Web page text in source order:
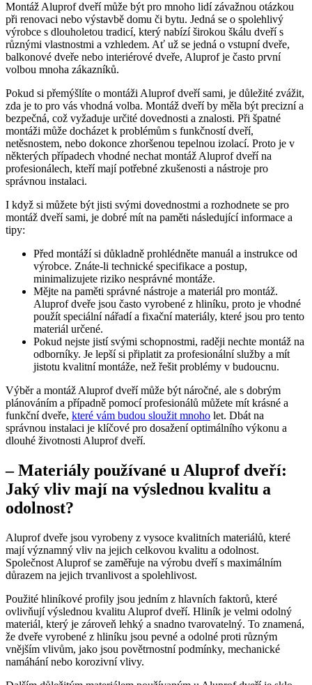
Montáž Aluprof dveří může být pro mnoho lidí závažnou otázkou
při renovaci nebo výstavbě domu či bytu. Jedná se o spolehlivý
výrobce s dlouholetou tradicí, který nabízí širokou škálu dveří s
různými vlastnostmi a vzhledem. Ať už se jedná o vstupní dveře,
balkonové dveře nebo interiérové dveře, Aluprof je často první
volbou mnoha zákazníků.
Pokud si přemýšlíte o montáži Aluprof dveří sami, je důležité zvážit,
zda je to pro vás vhodná volba. Montáž dveří by měla být precizní a
bezpečná, což vyžaduje určité dovednosti a znalosti. Při špatné
montáži může docházet k problémům s funkčností dveří,
netěsnostem, nebo dokonce zhoršenou tepelnou izolací. Proto je v
některých případech vhodné nechat montáž Aluprof dveří na
profesionálech, kteří mají potřebné zkušenosti a nástroje pro
správnou instalaci.
I když si můžete být jisti svými dovednostmi a rozhodnete se pro
montáž dveří sami, je dobré mít na paměti následující informace a
tipy:
Před montáží si důkladně prohlédněte manuál a instrukce od
výrobce. Znáte-li technické specifikace a postup,
minimalizujete riziko nesprávné montáže.
Mějte na paměti správné nástroje a materiál pro montáž.
Aluprof dveře jsou často vyrobené z hliníku, proto je vhodné
použít speciální nářadí a fixační materiály, které jsou pro tento
materiál určené.
Pokud nejste jistí svými schopnostmi, raději nechte montáž na
odborníky. Je lepší si připlatit za profesionální služby a mít
jistotu kvalitní montáže, než řešit problémy v budoucnu.
Výběr a montáž Aluprof dveří může být náročné, ale s dobrým
plánováním a případně pomocí profesionálů můžete mít krásné a
funkční dveře, které vám budou sloužit mnoho let. Dbát na
správnou instalaci je klíčové pro dosažení optimálního výkonu a
dlouhé životnosti Aluprof dveří.
– Materiály používané u Aluprof dveří:
Jaký vliv mají na výslednou kvalitu a
odolnost?
Aluprof dveře jsou vyrobeny z vysoce kvalitních materiálů, které
mají významný vliv na jejich celkovou kvalitu a odolnost.
Společnost Aluprof se zaměřuje na výrobu dveří s maximálním
důrazem na jejich trvanlivost a spolehlivost.
Použité hliníkové profily jsou jedním z hlavních faktorů, které
ovlivňují výslednou kvalitu Aluprof dveří. Hliník je velmi odolný
materiál, který je zároveň lehký a snadno tvarovatelný. To znamená,
že dveře vyrobené z hliníku jsou pevné a odolné proti různým
vnějším vlivům, jako jsou povětrnostní podmínky, mechanické
namáhání nebo korozivní vlivy.